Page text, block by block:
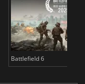
Battlefield 6